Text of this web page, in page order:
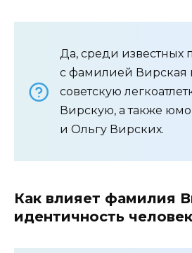
Да, среди известных
с фамилией Вирская
советскую
Вирскую, а также
и Ольгу Вирских.
Как влияет фамилия
идентичность